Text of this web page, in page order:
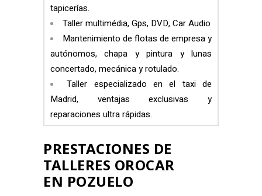
tapicerías.
Taller multimédia, Gps, DVD, Car Audio
Mantenimiento de flotas de empresa y
autónomos, chapa y pintura y lunas
concertado, mecánica y rotulado.
Taller especializado en el taxi de
Madrid, ventajas exclusivas y
reparaciones ultra rápidas.
PRESTACIONES DE
TALLERES OROCAR
EN POZUELO